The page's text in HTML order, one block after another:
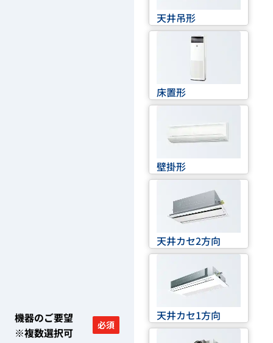
機器のご要望
※複数選択可
必須
天井吊形
床置形
壁掛形
天井カセ2方向
天井カセ1方向